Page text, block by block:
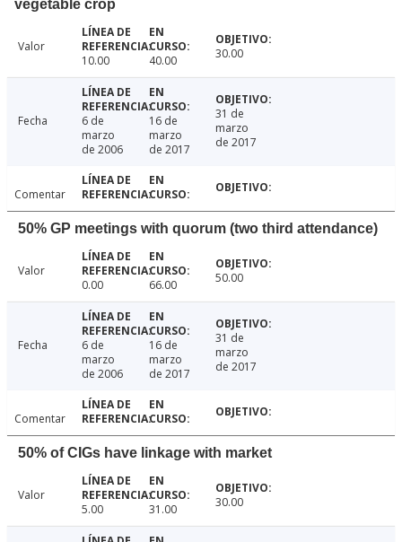
vegetable crop
Valor
10.00
40.00 30.00
Fecha
6 de
marzo
de 2006
16 de
marzo
de 2017
31 de
marzo
de 2017
Comentar
50% GP meetings with quorum (two third attendance)
Valor
0.00
66.00 50.00
Fecha
6 de
marzo
de 2006
16 de
marzo
de 2017
31 de
marzo
de 2017
Comentar
50% of CIGs have linkage with market
Valor
5.00
31.00 30.00